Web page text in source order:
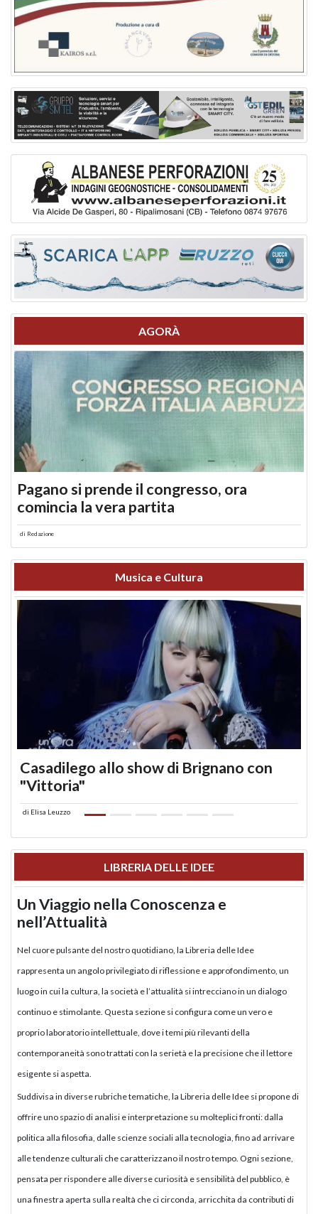
AGORÀ
Pagano si prende il congresso, ora
comincia la vera partita
di Redazione
Musica e Cultura
Casadilego allo show di Brignano con
"Vittoria"
di Elisa Leuzzo
LIBRERIA DELLE IDEE
Un Viaggio nella Conoscenza e
nell’Attualità
Nel cuore pulsante del nostro quotidiano, la Libreria delle Idee
rappresenta un angolo privilegiato di riflessione e approfondimento, un
luogo in cui la cultura, la società e l’attualità si intrecciano in un dialogo
continuo e stimolante. Questa sezione si configura come un vero e
proprio laboratorio intellettuale, dove i temi più rilevanti della
contemporaneità sono trattati con la serietà e la precisione che il lettore
esigente si aspetta.
Suddivisa in diverse rubriche tematiche, la Libreria delle Idee si propone di
offrire uno spazio di analisi e interpretazione su molteplici fronti: dalla
politica alla filosofia, dalle scienze sociali alla tecnologia, fino ad arrivare
alle tendenze culturali che caratterizzano il nostro tempo. Ogni sezione,
pensata per rispondere alle diverse curiosità e sensibilità del pubblico, è
una finestra aperta sulla realtà che ci circonda, arricchita da contributi di